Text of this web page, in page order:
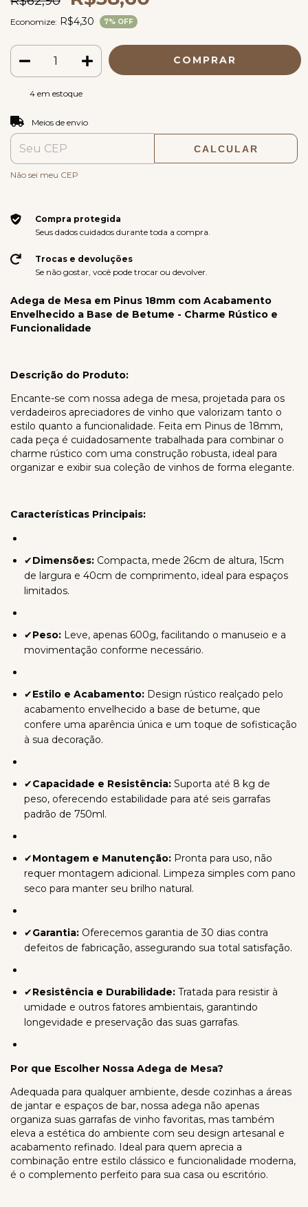
Economize: R$4,30 7% OFF
4em estoque
Entregas para o CEP:
Meios de envio
CALCULAR
Não sei meu CEP
Compra protegida
Seus dados cuidados durante toda a compra.
Trocas e devoluções
Se não gostar, você pode trocar ou devolver.
Adega de Mesa em Pinus 18mm com Acabamento
Envelhecido a Base de Betume - Charme Rústico e
Funcionalidade
Descrição do Produto:
Encante-se com nossa adega de mesa, projetada para os
verdadeiros apreciadores de vinho que valorizam tanto o
estilo quanto a funcionalidade. Feita em Pinus de 18mm,
cada peça é cuidadosamente trabalhada para combinar o
charme rústico com uma construção robusta, ideal para
organizar e exibir sua coleção de vinhos de forma elegante.
Características Principais:
✔Dimensões: Compacta, mede 26cm de altura, 15cm
de largura e 40cm de comprimento, ideal para espaços
limitados.
✔Peso: Leve, apenas 600g, facilitando o manuseio e a
movimentação conforme necessário.
✔Estilo e Acabamento: Design rústico realçado pelo
acabamento envelhecido a base de betume, que
confere uma aparência única e um toque de sofisticação
à sua decoração.
✔Capacidade e Resistência: Suporta até 8 kg de
peso, oferecendo estabilidade para até seis garrafas
padrão de 750ml.
✔Montagem e Manutenção: Pronta para uso, não
requer montagem adicional. Limpeza simples com pano
seco para manter seu brilho natural.
✔Garantia: Oferecemos garantia de 30 dias contra
defeitos de fabricação, assegurando sua total satisfação.
✔Resistência e Durabilidade: Tratada para resistir à
umidade e outros fatores ambientais, garantindo
longevidade e preservação das suas garrafas.
Por que Escolher Nossa Adega de Mesa?
Adequada para qualquer ambiente, desde cozinhas a áreas
de jantar e espaços de bar, nossa adega não apenas
organiza suas garrafas de vinho favoritas, mas também
eleva a estética do ambiente com seu design artesanal e
acabamento refinado. Ideal para quem aprecia a
combinação entre estilo clássico e funcionalidade moderna,
é o complemento perfeito para sua casa ou escritório.